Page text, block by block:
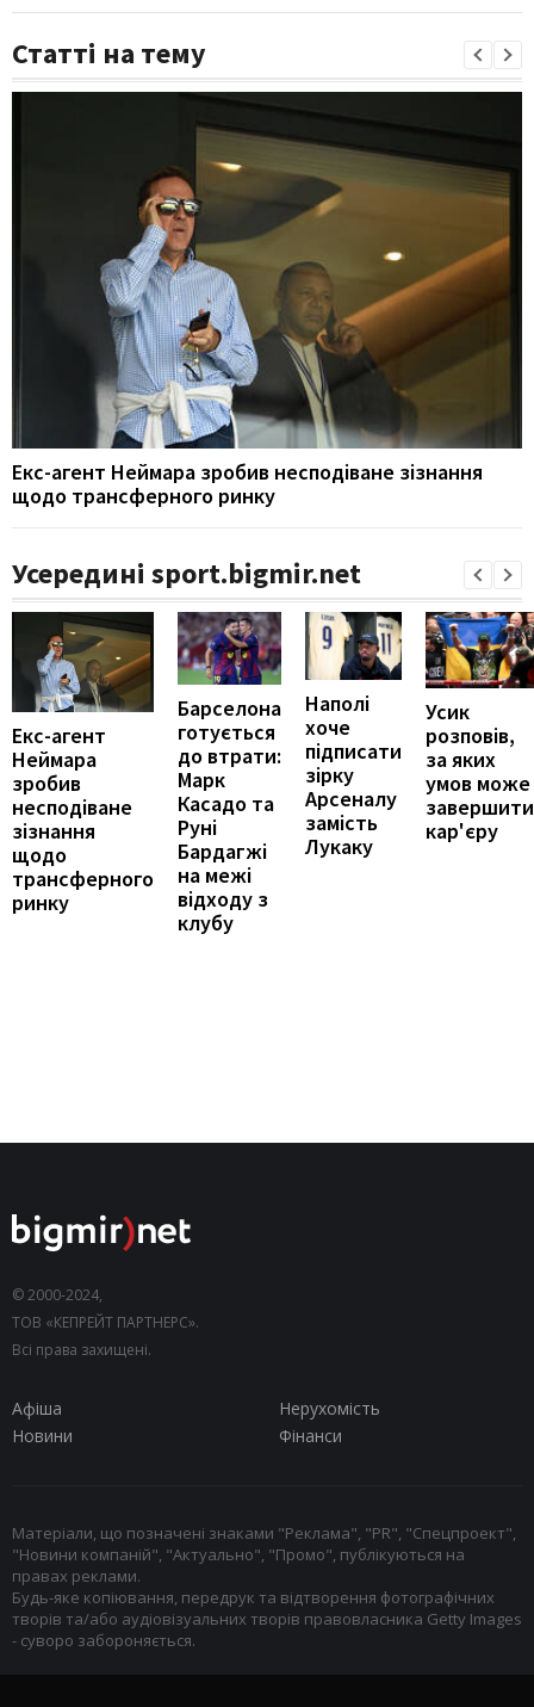
Статті на тему
Екс-агент Неймара зробив несподіване зізнання
щодо трансферного ринку
Усередині sport.bigmir.net
Екс-агент
Неймара
зробив
несподіване
зізнання
щодо
трансферного
ринку
Барселона
готується
до втрати:
Марк
Касадо та
Руні
Бардагжі
на межі
відходу з
клубу
Наполі
хоче
підписати
зірку
Арсеналу
замість
Лукаку
Усик
розповів,
за яких
умов може
завершити
кар'єру
© 2000-2024,
ТОВ «КЕПРЕЙТ ПАРТНЕРС».
Всі права захищені.
Афіша
Нерухомість
Новини
Фінанси
Матеріали, що позначені знаками "Реклама", "PR", "Спецпроект",
"Новини компаній", "Актуально", "Промо", публікуються на
правах реклами.
Будь-яке копіювання, передрук та відтворення фотографічних
творів та/або аудіовізуальних творів правовласника Getty Images
- суворо забороняється.